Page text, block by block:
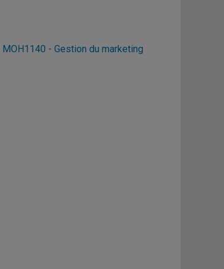
MOH1140 - Gestion du marketing